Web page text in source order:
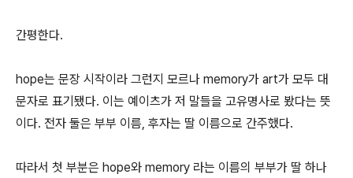
간평한다.
hope는 문장 시작이라 그런지 모르나 memory가 art가 모두 대
문자로 표기됐다. 이는 예이츠가 저 말들을 고유명사로 봤다는 뜻
이다. 전자 둘은 부부 이름, 후자는 딸 이름으로 간주했다.
따라서 첫 부분은 hope와 memory 라는 이름의 부부가 딸 하나